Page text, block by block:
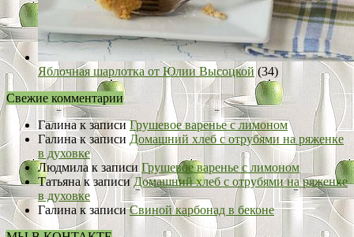
Яблочная шарлотка от Юлии Высоцкой (34)
Свежие комментарии
Галинак записиГрушевое варенье с лимоном
Галинак записи Домашний хлеб с отрубями на ряженке
в духовке
Людмила к записиГрушевое варенье с лимоном
Татьянак записиДомашний хлеб с отрубями на ряженке
в духовке
Галина к записиСвиной карбонад в беконе